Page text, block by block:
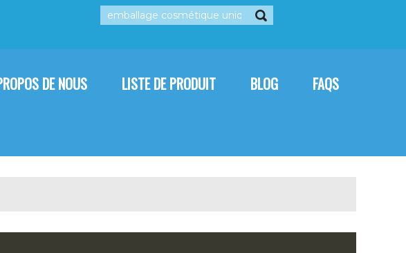
DE NOUS LISTE DE PRODUIT BLOG FAQS
CONTACTEZ-NOUS